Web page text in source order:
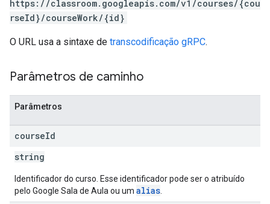
https://classroom.googleapis.com/v1/courses/{cou
rseId}/courseWork/{id}
O URL usa a sintaxe de transcodificação gRPC.
Parâmetros de caminho
Parâmetros
courseId
string
Identificador do curso. Esse identificador pode ser o atribuído
pelo Google Sala de Aula ou um alias